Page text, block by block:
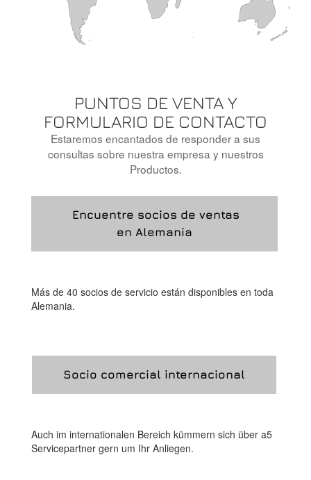
PUNTOS DE VENTA Y
FORMULARIO DE CONTACTO
Estaremos encantados de responder a sus
consultas sobre nuestra empresa y nuestros
Productos.
Encuentre socios de ventas
en Alemania
Más de 40 socios de servicio están disponibles en toda
Alemania.
Socio comercial internacional
Auch im internationalen Bereich kümmern sich über a5
Servicepartner gern um Ihr Anliegen.